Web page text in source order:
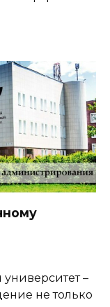
–
не только